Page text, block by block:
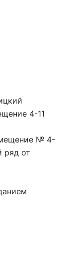
4-11
№ 4-
ряд от